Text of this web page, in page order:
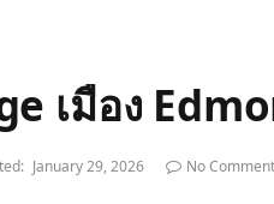
เมือง
January 29, 2026 No